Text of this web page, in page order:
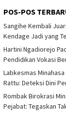
POS-POS
Sangihe Kembali
Kendage Jadi yang
Hartini Ngadiorejo
Pendidikan Vokasi
Labkesmas
Rattu: Deteksi Dini
Rombak Birokrasi
Pejabat: Tegaskan